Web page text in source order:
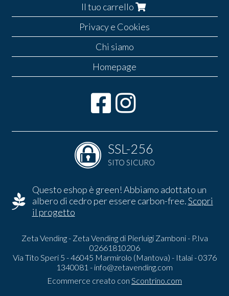
Il tuo carrello
Privacy e Cookies
Chi siamo
Homepage
SSL-256
SITO SICURO
Questo eshop è green! Abbiamo adottato un
albero di cedro per essere carbon-free.Scopri
il progetto
Zeta Vending - Zeta Vending di Pierluigi Zamboni - P.Iva
02661810206
Via Tito Speri 5 - 46045 Marmirolo (Mantova) - Italai - 0376
1340081 - info@zetavending.com
Ecommerce creato con Scontrino.com